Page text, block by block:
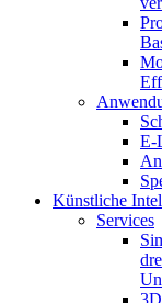
E-
Künstliche
Services